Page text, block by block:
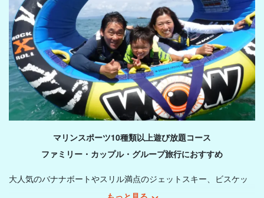
マリンスポーツ10種類以上遊び放題コース
ファミリー・カップル・グループ旅行におすすめ
大人気のバナナボートやスリル満点のジェットスキー、ビスケッ
トチューブ各種にSUPまで、10種類以上のマリンアクティビティ